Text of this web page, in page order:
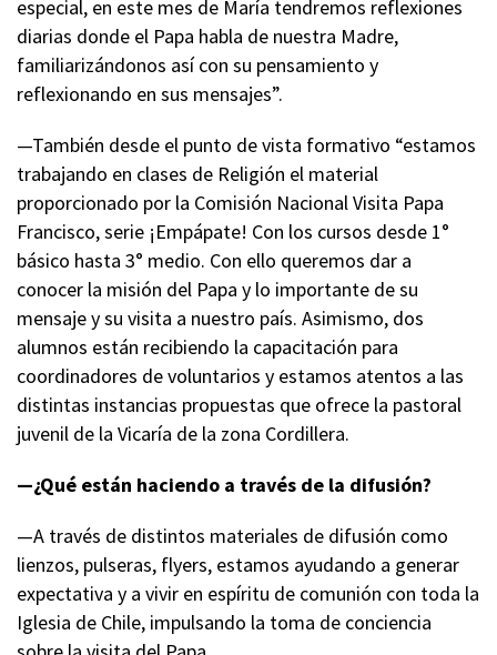
especial, en este mes de María tendremos reflexiones
diarias donde el Papa habla de nuestra Madre,
familiarizándonos así con su pensamiento y
reflexionando en sus mensajes”.
—También desde el punto de vista formativo “estamos
trabajando en clases de Religión el material
proporcionado por la Comisión Nacional Visita Papa
Francisco, serie ¡Empápate! Con los cursos desde 1°
básico hasta 3° medio. Con ello queremos dar a
conocer la misión del Papa y lo importante de su
mensaje y su visita a nuestro país. Asimismo, dos
alumnos están recibiendo la capacitación para
coordinadores de voluntarios y estamos atentos a las
distintas instancias propuestas que ofrece la pastoral
juvenil de la Vicaría de la zona Cordillera.
—¿Qué están haciendo a través de la difusión?
—A través de distintos materiales de difusión como
lienzos, pulseras, flyers, estamos ayudando a generar
expectativa y a vivir en espíritu de comunión con toda la
Iglesia de Chile, impulsando la toma de conciencia